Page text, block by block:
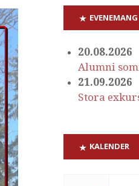
EVENEMANG
20.08.2026
Alumni
21.09.2026
Stora
KALENDER